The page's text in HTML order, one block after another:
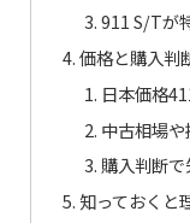
911 S/Tが
価格と購入判
日本価格
中古相場
購入判断
知っておくと